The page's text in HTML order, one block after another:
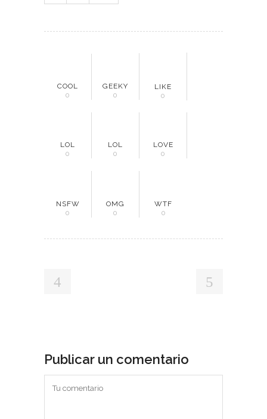
COOL
0
GEEKY
0
LIKE
0
LOL
0
LOL
0
LOVE
0
NSFW
0
OMG
0
WTF
0
Publicar un comentario